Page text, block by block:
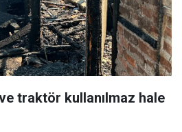
traktör kullanılmaz hale